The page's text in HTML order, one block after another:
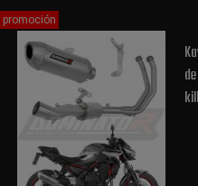
promoción